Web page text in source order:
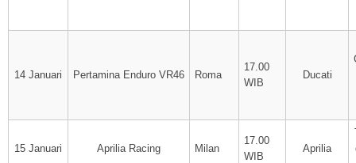
14 Januari Pertamina Enduro VR46 Roma
17.00
WIB
Ducati
15 Januari Aprilia Racing Milan
17.00
WIB
Aprilia